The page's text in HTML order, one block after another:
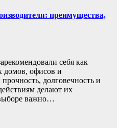
преимущества,
себя как
домов, офисов и
долговечность и
делают их
важно…